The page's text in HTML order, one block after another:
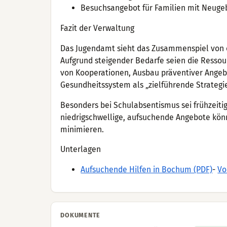
Besuchsangebot für Familien mit
Fazit der Verwaltung
Das Jugendamt sieht das Zusammenspiel
Aufgrund steigender Bedarfe seien die
von Kooperationen, Ausbau präventiver
Gesundheitssystem als „zielführende
Besonders bei Schulabsentismus sei
niedrigschwellige, aufsuchende Angebote
minimieren.
Unterlagen
Aufsuchende Hilfen in Bochum (PDF)-
DOKUMENTE